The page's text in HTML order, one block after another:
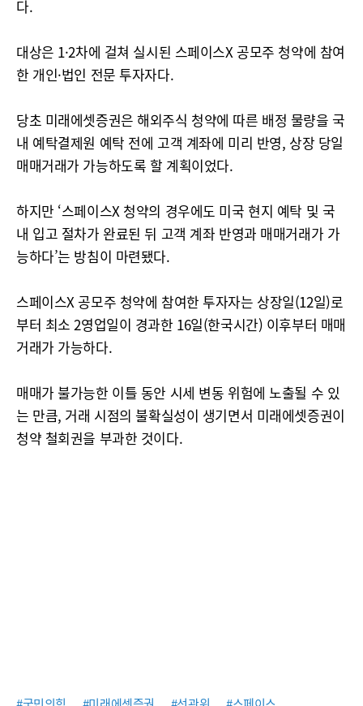
다.
대상은 1·2차에 걸쳐 실시된 스페이스X 공모주 청약에 참여
한 개인·법인 전문 투자자다.
당초 미래에셋증권은 해외주식 청약에 따른 배정 물량을 국
내 예탁결제원 예탁 전에 고객 계좌에 미리 반영, 상장 당일
매매거래가 가능하도록 할 계획이었다.
하지만 ‘스페이스X 청약의 경우에도 미국 현지 예탁 및 국
내 입고 절차가 완료된 뒤 고객 계좌 반영과 매매거래가 가
능하다’는 방침이 마련됐다.
스페이스X 공모주 청약에 참여한 투자자는 상장일(12일)로
부터 최소 2영업일이 경과한 16일(한국시간) 이후부터 매매
거래가 가능하다.
매매가 불가능한 이틀 동안 시세 변동 위험에 노출될 수 있
는 만큼, 거래 시점의 불확실성이 생기면서 미래에셋증권이
청약 철회권을 부과한 것이다.